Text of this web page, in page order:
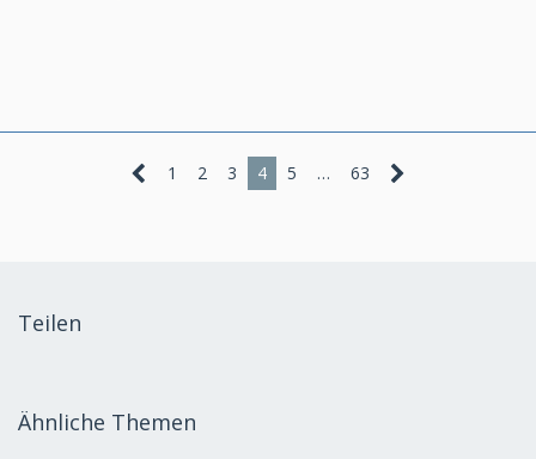
1 2 3 4 5 … 63
Teilen
Ähnliche Themen